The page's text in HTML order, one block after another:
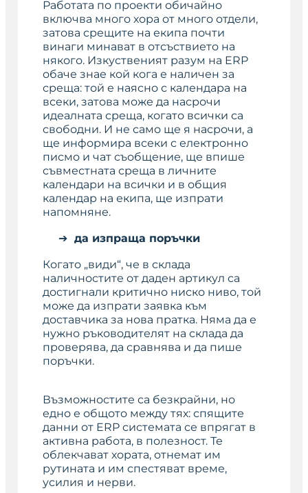
Работата по проекти обичайно
включва много хора от много отдели,
затова срещите на екипа почти
винаги минават в отсъствието на
някого. Изкуственият разум на ERP
обаче знае кой кога е наличен за
среща: той е наясно с календара на
всеки, затова може да насрочи
идеалната среща, когато всички са
свободни. И не само ще я насрочи, а
ще информира всеки с електронно
писмо и чат съобщение, ще впише
съвместната среща в личните
календари на всички и в общия
календар на екипа, ще изпрати
напомняне.
да изпраща поръчки
Когато „види“, че в склада
наличностите от даден артикул са
достигнали критично ниско ниво, той
може да изпрати заявка към
доставчика за нова пратка. Няма да е
нужно ръководителят на склада да
проверява, да сравнява и да пише
поръчки.
Възможностите са безкрайни, но
едно е общото между тях: спящите
данни от ERP системата се впрягат в
активна работа, в полезност. Те
облекчават хората, отнемат им
рутината и им спестяват време,
усилия и нерви.